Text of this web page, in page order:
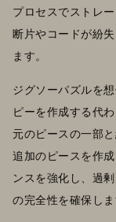
プロセスでストレ
断片やコードが紛
ます。
ジグソーパズルを
ピーを作成する代
元のピースの一部
追加のピースを作
ンスを強化し、過
の完全性を確保しま